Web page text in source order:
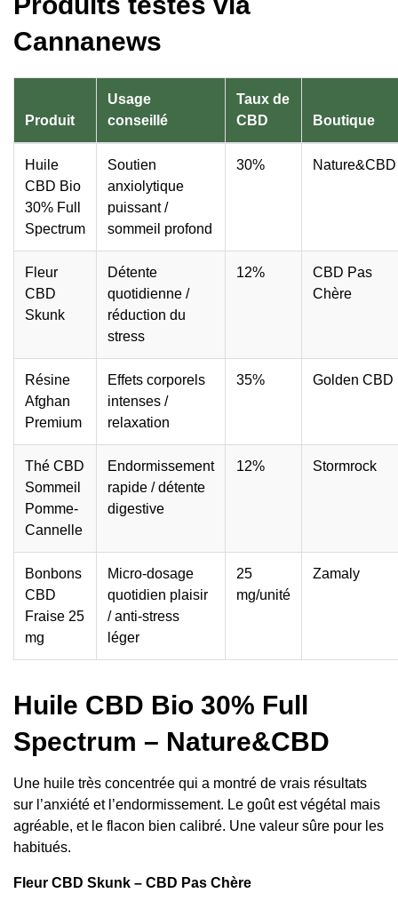
Cannanews
Produit
Usage
conseillé
Taux de
CBD
Boutique
Huile
CBD Bio
30% Full
Spectrum
Soutien
anxiolytique
puissant /
sommeil profond
30% Nature&CBD
Fleur
CBD
Skunk
Détente
quotidienne /
réduction du
stress
12%
CBD Pas
Chère
Résine
Afghan
Premium
Effets corporels
intenses /
relaxation
35% Golden CBD
Thé CBD
Sommeil
Pomme-
Cannelle
Endormissement
rapide / détente
digestive
12% Stormrock
Bonbons
CBD
Fraise 25
mg
Micro-dosage
quotidien plaisir
/ anti-stress
léger
25
mg/unité
Zamaly
Huile CBD Bio 30% Full
Spectrum – Nature&CBD
Une huile très concentrée qui a montré de vrais résultats
sur l’anxiété et l’endormissement. Le goût est végétal mais
agréable, et le flacon bien calibré. Une valeur sûre pour les
habitués.
Fleur CBD Skunk – CBD Pas Chère